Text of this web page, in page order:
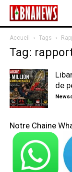
Accueil Tags
Tag:
de
Notre Chaine